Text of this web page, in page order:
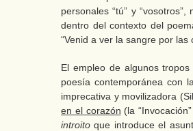
personales “tú” y
dentro del contexto del
“Venid a ver la sangre por las
El empleo de algunos
poesía contemporánea con
imprecativa y movilizadora
en el corazón (la
introito que introduce el